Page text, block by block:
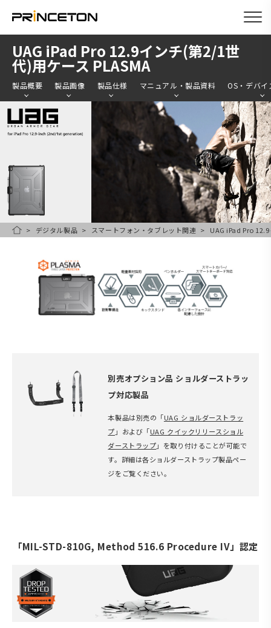
テ
ツ
に
移
UAG iPad Pro 12.9インチ(第2/1世
代)用ケース PLASMA
製品概要 製品画像 製品仕様 マニュアル・製品資料 OS・デバイ
HOMEデジタル製品 スマートフォン・タブレット関連 UAG iPad Pro
別売オプション品 ショルダーストラッ
プ対応製品
本製品は別売の「UAG ショルダーストラッ
プ 」および「UAG クイックリリースショル
ダーストラップ」を取り付けることが可能で
す。詳細は各ショルダーストラップ製品ペー
ジをご覧ください。
「MIL-STD-810G, Method 516.6 Procedure IV」認定